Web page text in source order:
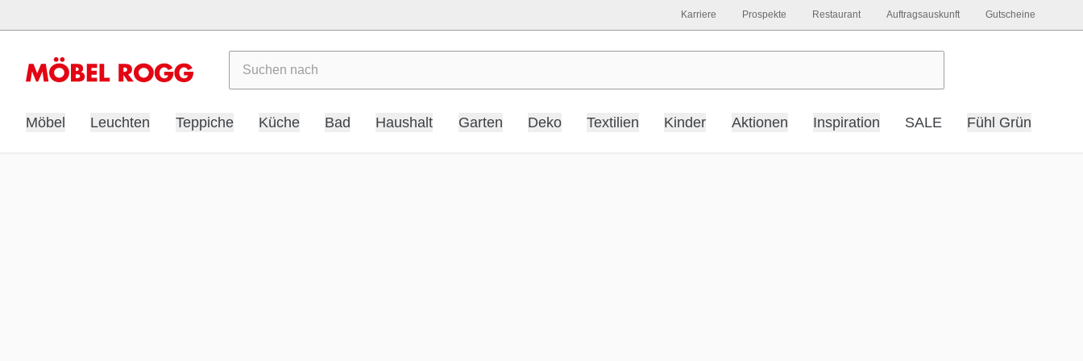
Möbel Leuchten Teppiche Küche Bad Haushalt Garten Deko Textilien Kinder Aktionen Inspiration SALE Fühl Grün
Karriere Prospekte Restaurant Auftragsauskunft Gutscheine